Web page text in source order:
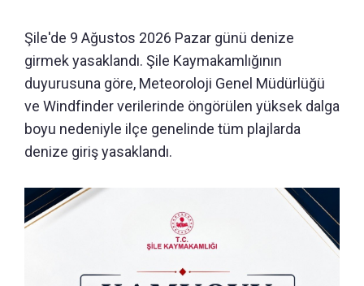
Şile'de 9 Ağustos 2026 Pazar günü denize
girmek yasaklandı. Şile Kaymakamlığının
duyurusuna göre, Meteoroloji Genel Müdürlüğü
ve Windfinder verilerinde öngörülen yüksek dalga
boyu nedeniyle ilçe genelinde tüm plajlarda
denize giriş yasaklandı.